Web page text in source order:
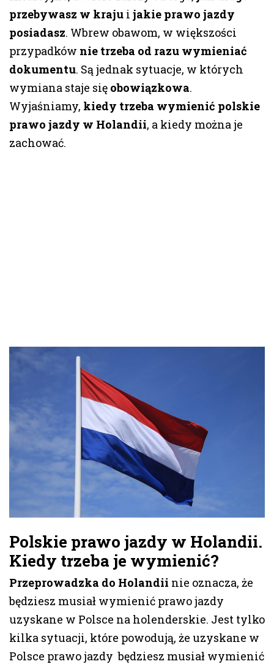
przebywasz w kraju i jakie prawo jazdy
posiadasz. Wbrew obawom, w większości
przypadków nie trzeba od razu wymieniać
dokumentu. Są jednak sytuacje, w których
wymiana staje się obowiązkowa.
Wyjaśniamy, kiedy trzeba wymienić polskie
prawo jazdy w Holandii, a kiedy można je
zachować.
Polskie prawo jazdy w Holandii.
Kiedy trzeba je wymienić?
Przeprowadzka do Holandii nie oznacza, że
będziesz musiał wymienić prawo jazdy
uzyskane w Polsce na holenderskie. Jest tylko
kilka sytuacji, które powodują, że uzyskane w
Polsce prawo jazdy będziesz musiał wymienić